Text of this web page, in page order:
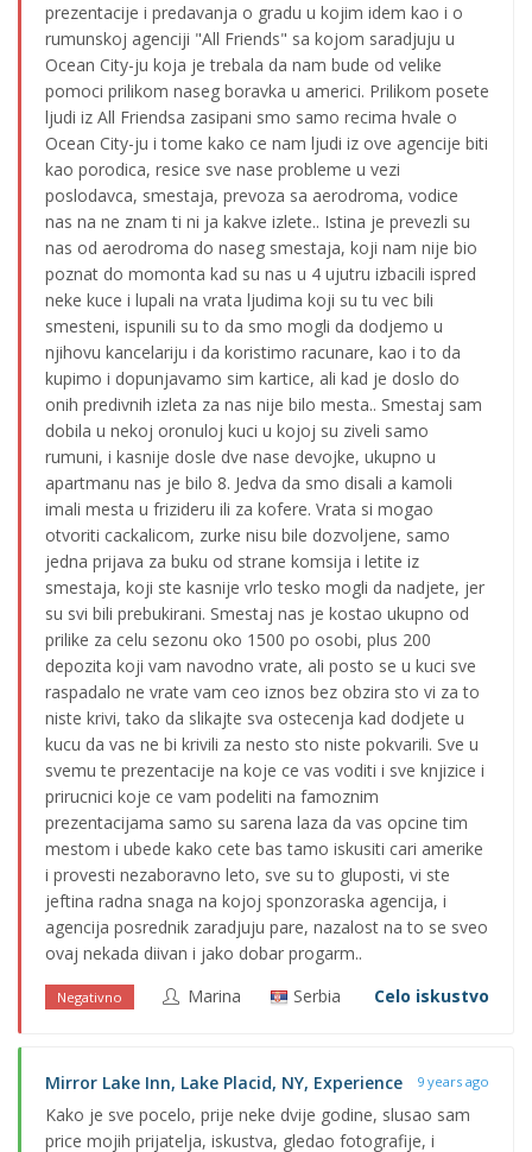
prezentacije i predavanja o gradu u kojim idem kao i o
rumunskoj agenciji "All Friends" sa kojom saradjuju u
Ocean City-ju koja je trebala da nam bude od velike
pomoci prilikom naseg boravka u americi. Prilikom posete
ljudi iz All Friendsa zasipani smo samo recima hvale o
Ocean City-ju i tome kako ce nam ljudi iz ove agencije biti
kao porodica, resice sve nase probleme u vezi
poslodavca, smestaja, prevoza sa aerodroma, vodice
nas na ne znam ti ni ja kakve izlete.. Istina je prevezli su
nas od aerodroma do naseg smestaja, koji nam nije bio
poznat do momonta kad su nas u 4 ujutru izbacili ispred
neke kuce i lupali na vrata ljudima koji su tu vec bili
smesteni, ispunili su to da smo mogli da dodjemo u
njihovu kancelariju i da koristimo racunare, kao i to da
kupimo i dopunjavamo sim kartice, ali kad je doslo do
onih predivnih izleta za nas nije bilo mesta.. Smestaj sam
dobila u nekoj oronuloj kuci u kojoj su ziveli samo
rumuni, i kasnije dosle dve nase devojke, ukupno u
apartmanu nas je bilo 8. Jedva da smo disali a kamoli
imali mesta u frizideru ili za kofere. Vrata si mogao
otvoriti cackalicom, zurke nisu bile dozvoljene, samo
jedna prijava za buku od strane komsija i letite iz
smestaja, koji ste kasnije vrlo tesko mogli da nadjete, jer
su svi bili prebukirani. Smestaj nas je kostao ukupno od
prilike za celu sezonu oko 1500 po osobi, plus 200
depozita koji vam navodno vrate, ali posto se u kuci sve
raspadalo ne vrate vam ceo iznos bez obzira sto vi za to
niste krivi, tako da slikajte sva ostecenja kad dodjete u
kucu da vas ne bi krivili za nesto sto niste pokvarili. Sve u
svemu te prezentacije na koje ce vas voditi i sve knjizice i
prirucnici koje ce vam podeliti na famoznim
prezentacijama samo su sarena laza da vas opcine tim
mestom i ubede kako cete bas tamo iskusiti cari amerike
i provesti nezaboravno leto, sve su to gluposti, vi ste
jeftina radna snaga na kojoj sponzoraska agencija, i
agencija posrednik zaradjuju pare, nazalost na to se sveo
ovaj nekada diivan i jako dobar progarm..
Negativno Marina Serbia Celo iskustvo
Mirror Lake Inn, Lake Placid, NY, Experience 9 years ago
Kako je sve pocelo, prije neke dvije godine, slusao sam
price mojih prijatelja, iskustva, gledao fotografije, i